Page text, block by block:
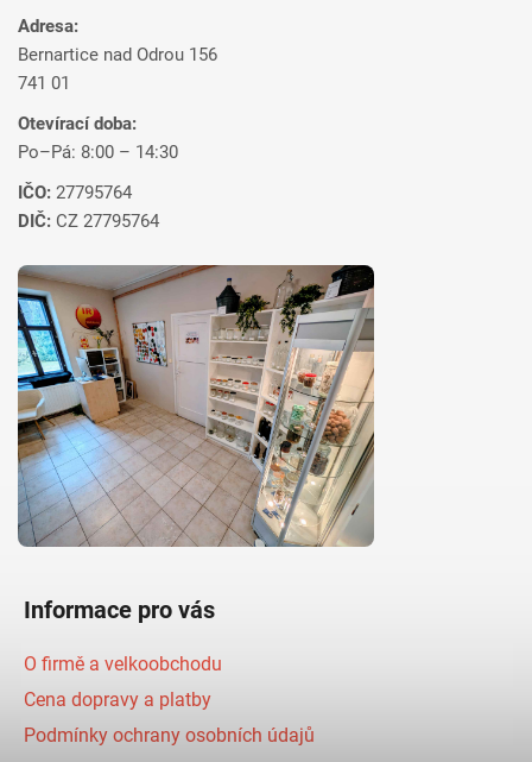
Adresa:
Bernartice nad Odrou 156
741 01
Otevírací doba:
Po–Pá: 8:00 – 14:30
IČO: 27795764
DIČ: CZ 27795764
Informace pro vás
O firmě a velkoobchodu
Cena dopravy a platby
Podmínky ochrany osobních údajů